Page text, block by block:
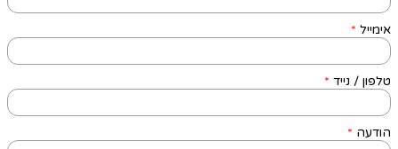
אימייל *
טלפון / נייד *
הודעה *